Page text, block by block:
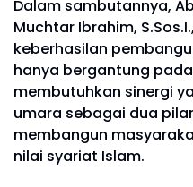
Dalam sambutannya,
Muchtar Ibrahim,
keberhasilan
hanya bergantung
membutuhkan sinergi
umara sebagai dua
membangun
nilai syariat Islam.